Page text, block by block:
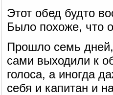
Этот обед будто
Было похоже, что
Прошло семь
сами выходили к
голоса, а иногда
себя и капитан и